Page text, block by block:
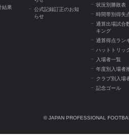
結果
公式記録訂正のお知
らせ
状況別勝敗表
時間帯別得失
通算出場試合
キング
通算得点ラン
ハットトリッ
入場者一覧
年度別入場者
クラブ別入場
記念ゴール
© JAPAN PROFESSIONAL